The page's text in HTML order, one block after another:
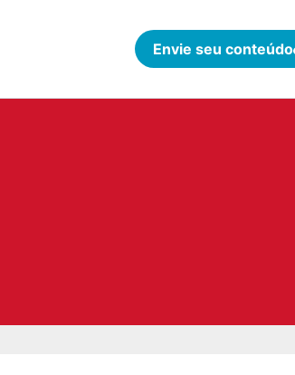
Envie seu conteúdo